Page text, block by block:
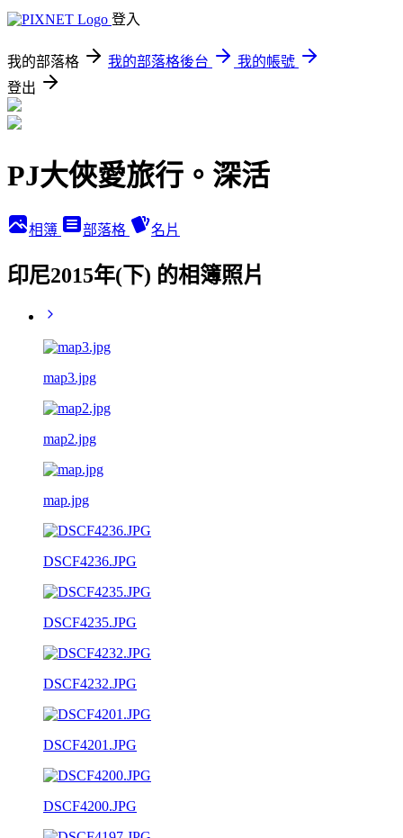
登入
我的部落格 我的部落格後台
我的帳號
登出
PJ大俠愛旅行。深活
相簿 部落格 名片
印尼2015年(下) 的相簿照片
map3.jpg
map2.jpg
map.jpg
DSCF4236.JPG
DSCF4235.JPG
DSCF4232.JPG
DSCF4201.JPG
DSCF4200.JPG